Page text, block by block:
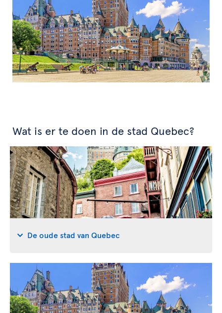
Wat is er te doen in de stad Quebec?
De oude stad van Quebec